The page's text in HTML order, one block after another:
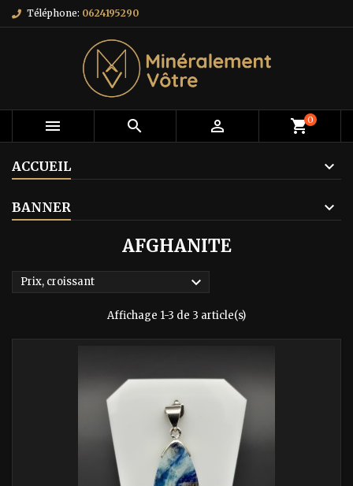
Téléphone: 0624195290
   shopping_cart0
ACCUEIL
BANNER
AFGHANITE
Prix, croissant 
Affichage 1-3 de 3 article(s)